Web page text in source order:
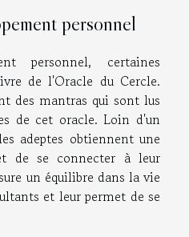
personnel
personnel, certaines
de l'Oracle du Cercle.
des mantras qui sont lus
de cet oracle. Loin d'un
adeptes obtiennent une
de se connecter à leur
un équilibre dans la vie
et leur permet de se